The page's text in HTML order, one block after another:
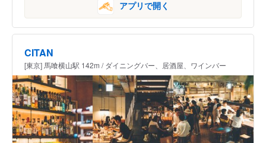
アプリで開く
CITAN
[東京] 馬喰横山駅 142m / ダイニングバー、居酒屋、ワインバー